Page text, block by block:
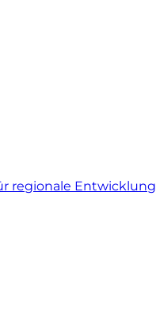
regionale Entwicklung